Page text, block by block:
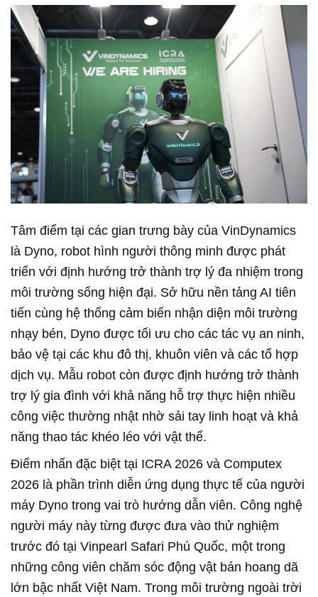
Tâm điểm tại các gian trưng bày của VinDynamics
là Dyno, robot hình người thông minh được phát
triển với định hướng trở thành trợ lý đa nhiệm trong
môi trường sống hiện đại. Sở hữu nền tảng AI tiên
tiến cùng hệ thống cảm biến nhận diện môi trường
nhạy bén, Dyno được tối ưu cho các tác vụ an ninh,
bảo vệ tại các khu đô thị, khuôn viên và các tổ hợp
dịch vụ. Mẫu robot còn được định hướng trở thành
trợ lý gia đình với khả năng hỗ trợ thực hiện nhiều
công việc thường nhật nhờ sải tay linh hoạt và khả
năng thao tác khéo léo với vật thể.
Điểm nhấn đặc biệt tại ICRA 2026 và Computex
2026 là phần trình diễn ứng dụng thực tế của người
máy Dyno trong vai trò hướng dẫn viên. Công nghệ
người máy này từng được đưa vào thử nghiệm
trước đó tại Vinpearl Safari Phú Quốc, một trong
những công viên chăm sóc động vật bán hoang dã
lớn bậc nhất Việt Nam. Trong môi trường ngoài trời